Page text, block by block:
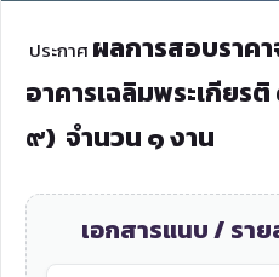
ประกาศ ผลการสอบราค
อาคารเฉลิมพระเกียร
๙) จำนวน ๑ งาน
เอกสารแนบ / ราย